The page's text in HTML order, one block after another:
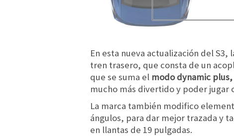
En esta nueva actualización del
tren trasero, que consta de un
que se suma el modo dynamic plus,
mucho más divertido y poder jugar
La marca también modifico
ángulos, para dar mejor trazada y
en llantas de 19 pulgadas.